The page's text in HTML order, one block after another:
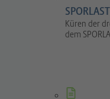
Küren der
dem